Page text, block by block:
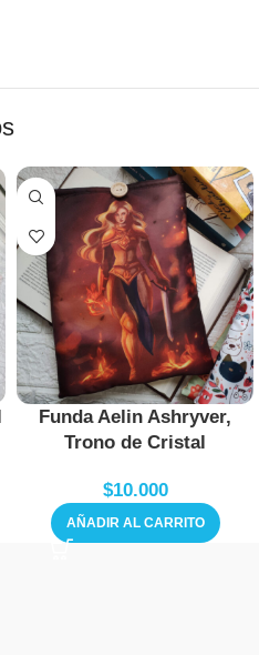
Funda Aelin Ashryver,
Trono de Cristal
$10.000
AÑADIR AL CARRITO